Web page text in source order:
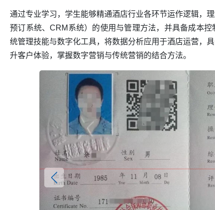
通过专业学习，学生能够精通酒店行业各环节运作逻辑，
预订系统、CRM系统）的使用与管理方法，并具备成本
统管理技能与数字化工具，将数据分析应用于酒店运营，
升客户体验，掌握数字营销与传统营销的结合方法。